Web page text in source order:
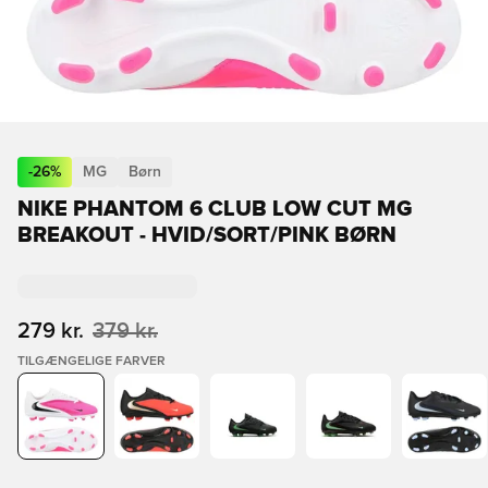
-26% MG Børn
NIKE PHANTOM 6 CLUB LOW CUT MG
BREAKOUT - HVID/SORT/PINK BØRN
279 kr. 379 kr.
TILGÆNGELIGE FARVER